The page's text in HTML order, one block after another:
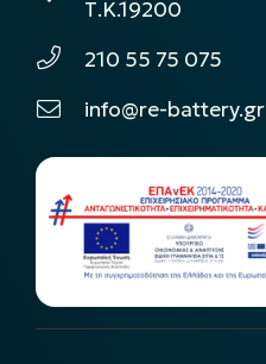
Τ.Κ.19200
210 55 75 075
info@re-battery.gr